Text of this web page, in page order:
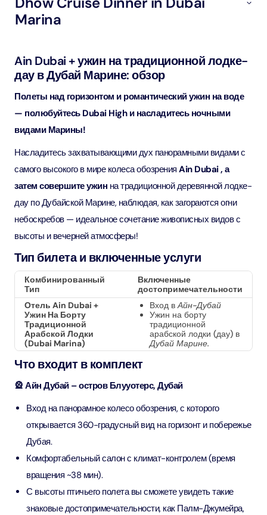
Marina
Ain Dubai + ужин на традиционной лодке-
дау в Дубай Марине: обзор
Полеты над горизонтом и романтический ужин на воде
— полюбуйтесь Dubai High и насладитесь ночными
видами Марины!
Насладитесь захватывающими дух панорамными видами с
самого высокого в мире колеса обозрения Ain Dubai , а
затем совершите ужин на традиционной деревянной лодке-
дау по Дубайской Марине, наблюдая, как загораются огни
небоскребов — идеальное сочетание живописных видов с
высоты и вечерней атмосферы!
Тип билета и включенные услуги
Комбинированный
Тип
Включенные
достопримечательности
Отель Ain Dubai +
Ужин На Борту
Традиционной
Арабской Лодки
(Dubai Marina)
Вход вАйн-Дубай
Ужин на борту
традиционной
арабской лодки (дау) в
Дубай Марине.
Что входит в комплект
🎡 Айн Дубай – остров Блууотерс, Дубай
Вход на панорамное колесо обозрения, с которого
открывается 360-градусный вид на горизонт и побережье
Дубая.
Комфортабельный салон с климат-контролем (время
вращения ~38 мин).
С высоты птичьего полета вы сможете увидеть такие
знаковые достопримечательности, как Палм-Джумейра,